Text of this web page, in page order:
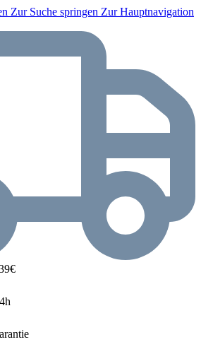
Zur Suche springen Zur Hauptnavigation